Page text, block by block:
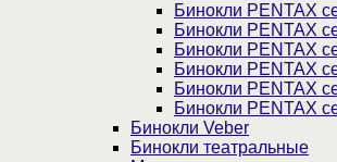
Бинокли PENTAX
Бинокли PENTAX
Бинокли PENTAX
Бинокли PENTAX
Бинокли PENTAX
Бинокли PENTAX
Бинокли Veber
Бинокли театральные